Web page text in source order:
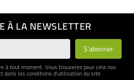
À LA NEWSLETTER
à tout moment. Vous trouverez pour cela nos
dans les conditions d'utilisation du site.